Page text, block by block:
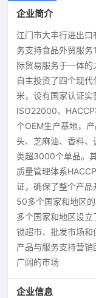
企业简介
江门市大丰行进出
务支持食品外贸服
际贸易服务于一体的
自主投资了四个现
米，设有国家认证
ISO22000、
个OEM生产基地，
头、芝麻油、香料
类超3000个单品。
质量管理体系
证，确保了整个产
50多个国家和地区
多个国家和地区设
锁超市、批发市场
产品与服务支持营
广阔的市场
企业信息